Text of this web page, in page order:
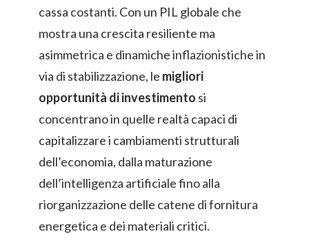
cassa costanti. Con un PIL globale che
mostra una crescita resiliente ma
asimmetrica e dinamiche inflazionistiche in
via di stabilizzazione, le migliori
opportunità di investimento si
concentrano in quelle realtà capaci di
capitalizzare i cambiamenti strutturali
dell’economia, dalla maturazione
dell’intelligenza artificiale fino alla
riorganizzazione delle catene di fornitura
energetica e dei materiali critici.